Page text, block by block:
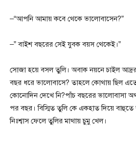
–“আপনি আমায় কবে থেকে ভালোবাসেন?”
–” বাইশ বছরের সেই যুবক বয়স থেকেই।”
সোজা হয়ে বসল তুলি। অবাক নয়নে চাইল
বছর ধরে ভালোবাসে? তাহলে কোথায় ছিল
কোনোদিন দেখে নি?পাঁচ বছরের ভালোবাসা
পর বছর। বিস্মিত তুলি কে একহাত দিয়ে বাহুতে
নিঃশ্বাস ফেলে তুলির মাথায় চুমু খেল।